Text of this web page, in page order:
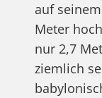
auf
Meter
nur 2,7
ziemlich